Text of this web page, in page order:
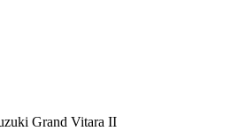
Grand Vitara II